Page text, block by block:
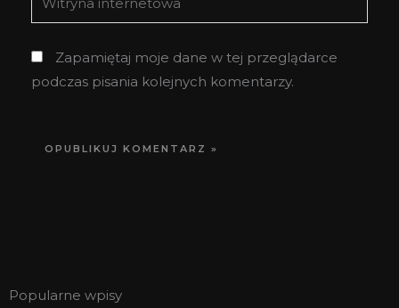
internetowa
Zapamiętaj moje dane w tej przeglądarce
podczas pisania kolejnych komentarzy.
Popularne wpisy